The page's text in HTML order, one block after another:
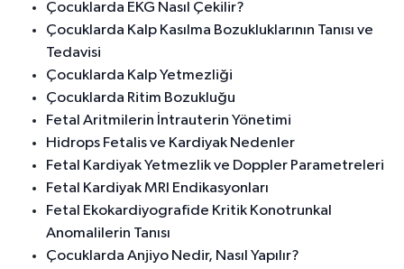
Çocuklarda EKG Nasıl Çekilir?
Çocuklarda Kalp Kasılma Bozukluklarının Tanısı ve
Tedavisi
Çocuklarda Kalp Yetmezliği
Çocuklarda Ritim Bozukluğu
Fetal Aritmilerin İntrauterin Yönetimi
Hidrops Fetalis ve Kardiyak Nedenler
Fetal Kardiyak Yetmezlik ve Doppler Parametreleri
Fetal Kardiyak MRI Endikasyonları
Fetal Ekokardiyografide Kritik Konotrunkal
Anomalilerin Tanısı
Çocuklarda Anjiyo Nedir, Nasıl Yapılır?